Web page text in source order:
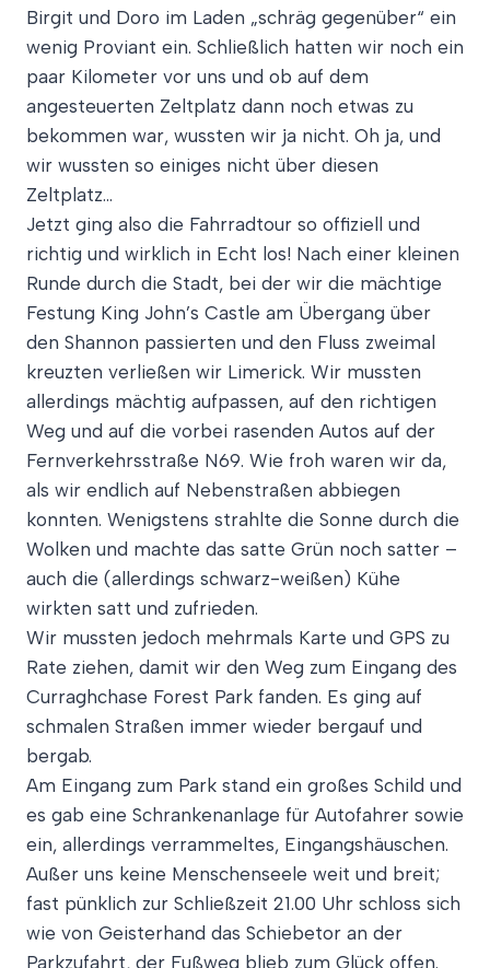
Birgit und Doro im Laden „schräg gegenüber“ ein
wenig Proviant ein. Schließlich hatten wir noch ein
paar Kilometer vor uns und ob auf dem
angesteuerten Zeltplatz dann noch etwas zu
bekommen war, wussten wir ja nicht. Oh ja, und
wir wussten so einiges nicht über diesen
Zeltplatz…
Jetzt ging also die Fahrradtour so offiziell und
richtig und wirklich in Echt los! Nach einer kleinen
Runde durch die Stadt, bei der wir die mächtige
Festung King John’s Castle am Übergang über
den Shannon passierten und den Fluss zweimal
kreuzten verließen wir Limerick. Wir mussten
allerdings mächtig aufpassen, auf den richtigen
Weg und auf die vorbei rasenden Autos auf der
Fernverkehrsstraße N69. Wie froh waren wir da,
als wir endlich auf Nebenstraßen abbiegen
konnten. Wenigstens strahlte die Sonne durch die
Wolken und machte das satte Grün noch satter –
auch die (allerdings schwarz-weißen) Kühe
wirkten satt und zufrieden.
Wir mussten jedoch mehrmals Karte und GPS zu
Rate ziehen, damit wir den Weg zum Eingang des
Curraghchase Forest Park fanden. Es ging auf
schmalen Straßen immer wieder bergauf und
bergab.
Am Eingang zum Park stand ein großes Schild und
es gab eine Schrankenanlage für Autofahrer sowie
ein, allerdings verrammeltes, Eingangshäuschen.
Außer uns keine Menschenseele weit und breit;
fast pünklich zur Schließzeit 21.00 Uhr schloss sich
wie von Geisterhand das Schiebetor an der
Parkzufahrt, der Fußweg blieb zum Glück offen.